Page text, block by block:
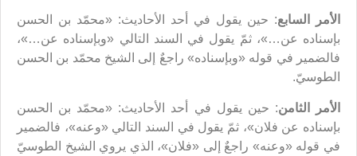
الأمر السابع: حين يقول في أحد الأحاديث: «محمّد بن الحسن
بإسناده عن…»، ثمّ يقول في السند التالي «وبإسناده عن…»،
فالضمير في قوله «وبإسناده» راجعٌ إلى الشيخ محمّد بن الحسن
الطوسيّ.
الأمر الثامن: حين يقول في أحد الأحاديث: «محمّد بن الحسن
بإسناده عن فلان»، ثمّ يقول في السند التالي «وعنه»، فالضمير
في قوله «وعنه» راجعٌ إلى «فلان»، الذي يروي الشيخ الطوسيّ